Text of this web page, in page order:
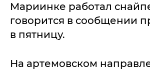
Мариинке работал
говорится в сообщении
в пятницу.
На артемовском